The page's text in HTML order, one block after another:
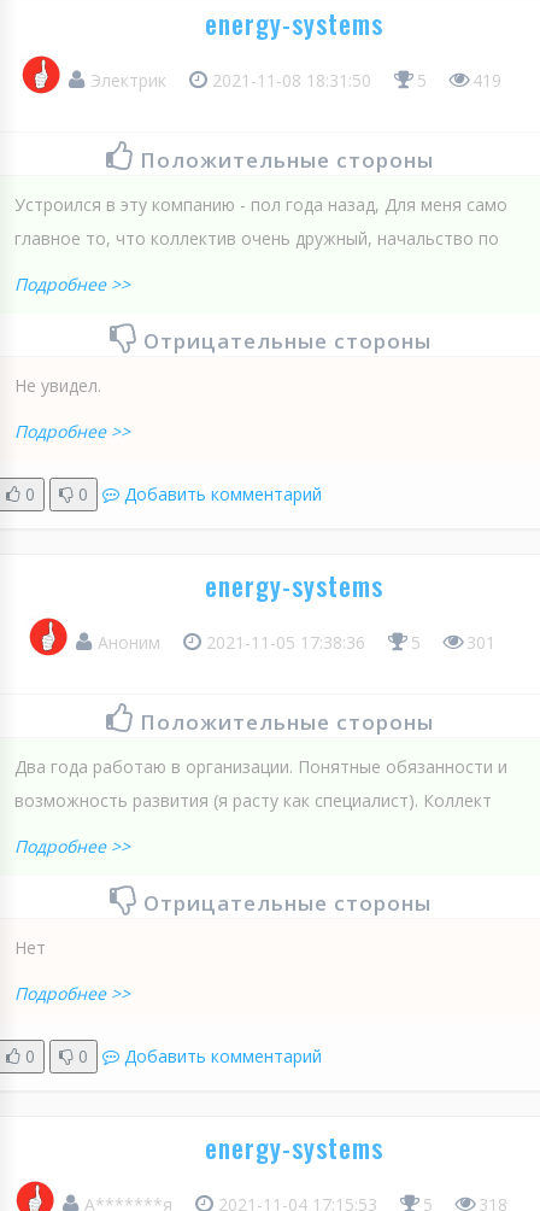
energy-systems
Электрик 2021-11-08 18:31:50 5 419
Положительные стороны
Устроился в эту компанию - пол года назад, Для меня само
главное то, что коллектив очень дружный, начальство по
Подробнее >>
Отрицательные стороны
Не увидел.
Подробнее >>
0 0 Добавить комментарий
energy-systems
Аноним 2021-11-05 17:38:36 5 301
Положительные стороны
Два года работаю в организации. Понятные обязанности и
возможность развития (я расту как специалист). Коллект
Подробнее >>
Отрицательные стороны
Нет
Подробнее >>
0 0 Добавить комментарий
energy-systems
А*******я 2021-11-04 17:15:53 5 318